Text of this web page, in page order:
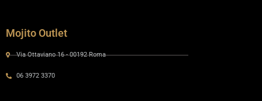
Mojito Outlet
Via Ottaviano 16 - 00192 Roma
06 3972 3370